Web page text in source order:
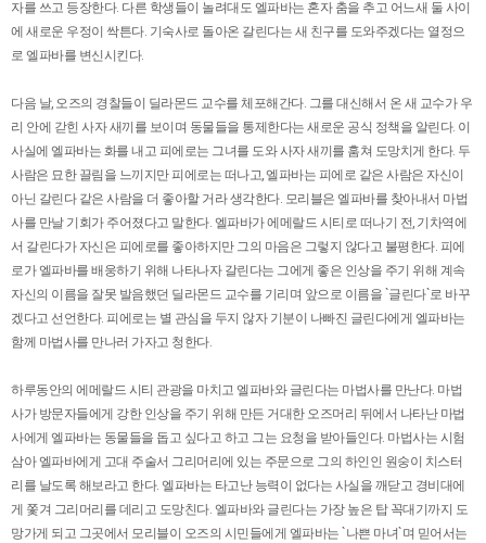
자를 쓰고 등장한다. 다른 학생들이 놀려대도 엘파바는 혼자 춤을 추고 어느새 둘 사이
에 새로운 우정이 싹튼다. 기숙사로 돌아온 갈린다는 새 친구를 도와주겠다는 열정으
로 엘파바를 변신시킨다.
다음 날, 오즈의 경찰들이 딜라몬드 교수를 체포해간다. 그를 대신해서 온 새 교수가 우
리 안에 갇힌 사자 새끼를 보이며 동물들을 통제한다는 새로운 공식 정책을 알린다. 이
사실에 엘파바는 화를 내고 피에로는 그녀를 도와 사자 새끼를 훔쳐 도망치게 한다. 두
사람은 묘한 끌림을 느끼지만 피에로는 떠나고, 엘파바는 피에로 같은 사람은 자신이
아닌 갈린다 같은 사람을 더 좋아할 거라 생각한다. 모리블은 엘파바를 찾아내서 마법
사를 만날 기회가 주어졌다고 말한다. 엘파바가 에메랄드 시티로 떠나기 전, 기차역에
서 갈린다가 자신은 피에로를 좋아하지만 그의 마음은 그렇지 않다고 불평한다. 피에
로가 엘파바를 배웅하기 위해 나타나자 갈린다는 그에게 좋은 인상을 주기 위해 계속
자신의 이름을 잘못 발음했던 딜라몬드 교수를 기리며 앞으로 이름을 `글린다`로 바꾸
겠다고 선언한다. 피에로는 별 관심을 두지 않자 기분이 나빠진 글린다에게 엘파바는
함께 마법사를 만나러 가자고 청한다.
하루동안의 에메랄드 시티 관광을 마치고 엘파바와 글린다는 마법사를 만난다. 마법
사가 방문자들에게 강한 인상을 주기 위해 만든 거대한 오즈머리 뒤에서 나타난 마법
사에게 엘파바는 동물들을 돕고 싶다고 하고 그는 요청을 받아들인다. 마법사는 시험
삼아 엘파바에게 고대 주술서 그리머리에 있는 주문으로 그의 하인인 원숭이 치스터
리를 날도록 해보라고 한다. 엘파바는 타고난 능력이 없다는 사실을 깨닫고 경비대에
게 쫓겨 그리머리를 데리고 도망친다. 엘파바와 글린다는 가장 높은 탑 꼭대기까지 도
망가게 되고 그곳에서 모리블이 오즈의 시민들에게 엘파바는 `나쁜 마녀`며 믿어서는